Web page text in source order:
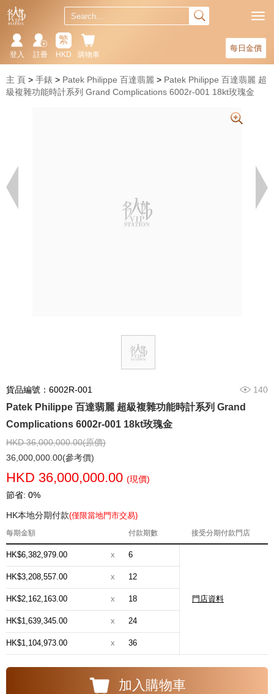
每日金價
購物車
繁
HKD
註冊
登入
主 頁 手錶 Patek Philippe 百達翡麗
Patek Philippe 百達翡麗 超
級複雜功能時計系列 Grand Complications 6002r-001 18kt玫瑰金
貨品編號：6002R-001 140
Patek Philippe 百達翡麗 超級複雜功能時計系列 Grand
Complications 6002r-001 18kt玫瑰金
HKD 36,000,000.00(原價)
36,000,000.00(參考價)
HKD 36,000,000.00 (現價)
節省: 0%
HK本地分期付款(僅限當地門市交易)
每期金額 付款期數 接受分期付款門店
HK$6,382,979.00 x 6
門店資料
HK$3,208,557.00 x 12
HK$2,162,163.00 x 18
HK$1,639,345.00 x 24
HK$1,104,973.00 x 36
加入購物車